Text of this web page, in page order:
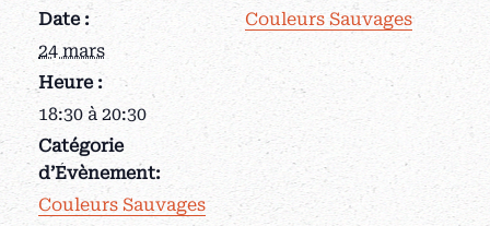
Date :
24 mars
Heure :
18:30 à 20:30
Catégorie
d’Évènement:
Couleurs Sauvages
Couleurs Sauvages